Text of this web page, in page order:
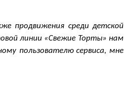
продвижения среди детской
линии «Свежие Торты» нам
пользователю сервиса, мне